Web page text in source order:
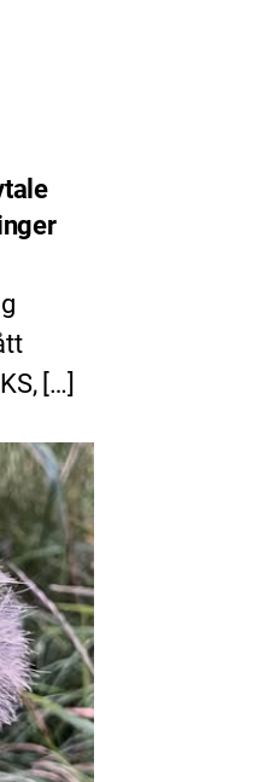
[…]